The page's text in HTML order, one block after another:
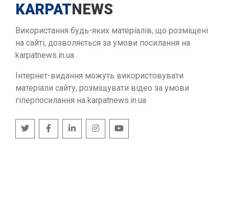
KARPATNEWS
Використання будь-яких матеріалів, що розміщені
на сайті, дозволяється за умови посилання на
karpatnews.in.ua
Інтернет-видання можуть використовувати
матеріали сайту, розміщувати відео за умови
гіперпосилання на karpatnews.in.ua